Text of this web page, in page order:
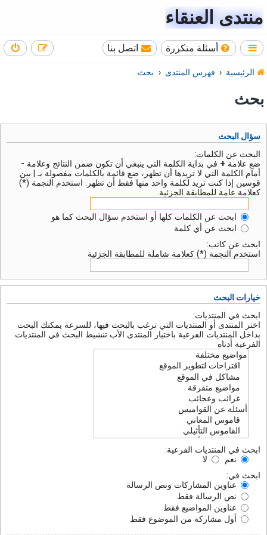
منتدى العنقاء
أسئلة متكررة اتصل بنا
الرئيسية فهرس المنتدى بحث
بحث
سؤال البحث
البحث عن الكلمات:
ضع علامة + في بداية الكلمة التي ينبغي أن تكون ضمن النتائج وعلامة -
أمام الكلمة التي لا تريدها أن تظهر، ضع قائمة بالكلمات مفصولة بـ
بين
قوسين إذا كنت تريد لكلمة واحد منها فقط أن تظهر. استخدم النجمة (*)
كعلامة عامة للمطابقة الجزئية
ابحث عن الكلمات كلها أو استخدم سؤال البحث كما هو
ابحث عن أي كلمة
ابحث عن كاتب:
استخدم النجمة (*) كعلامة شاملة للمطابقة الجزئية
خيارات البحث
ابحث في المنتديات:
اختر المنتدى أو المنتديات التي ترغب بالبحث فيها، للسرعة يمكنك البحث
بداخل المنتديات الفرعية باختيار المنتدى الأب تنشيط البحث في المنتديات
الفرعية أدناه
ابحث في المنتديات الفرعية:
نعم
لا
ابحث في:
عناوين المشاركات ونص الرسالة
نص الرسالة فقط
عناوين المواضيع فقط
أول مشاركة من الموضوع فقط